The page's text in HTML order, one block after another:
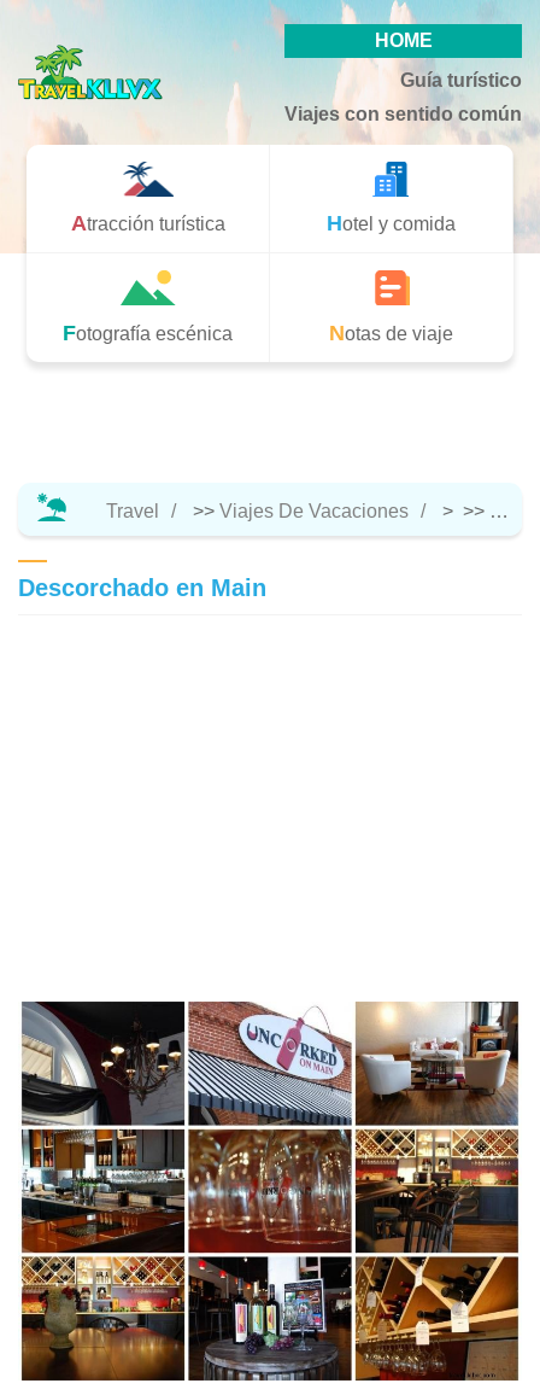
HOME
Guía turístico
Viajes con sentido común
Atracción turística Hotel y comida
Fotografía escénica Notas de viaje
Travel >> Viajes De Vacaciones > >>
Descorchado en Main